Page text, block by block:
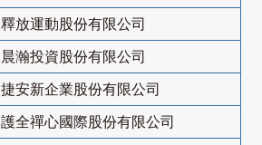
釋放運動股份有限公司
晨瀚投資股份有限公司
捷安新企業股份有限公司
護全禪心國際股份有限公司